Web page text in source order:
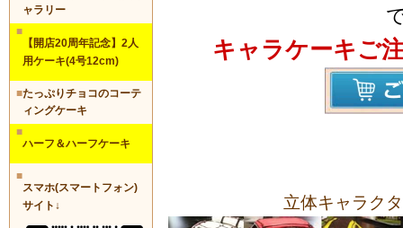
ャラリー
■
【開店20周年記念】2人
用ケーキ(4号12cm)
■たっぷりチョコのコーテ
ィングケーキ
■
ハーフ＆ハーフケーキ
■
スマホ(スマートフォン)
サイト↓
キャラケーキご
立体キャラク